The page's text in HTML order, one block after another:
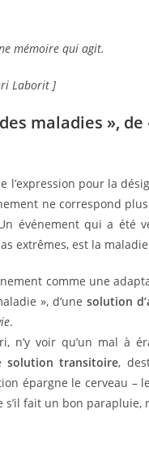
mémoire qui agit.
Laborit ]
maladies »,
pour la
ne correspond
événement qui a été
extrêmes, est la
comme une
», d’unesolution
.
voir qu’un mal à
solution transitoire,
épargne le cerveau –
s’il fait un bon parapluie,